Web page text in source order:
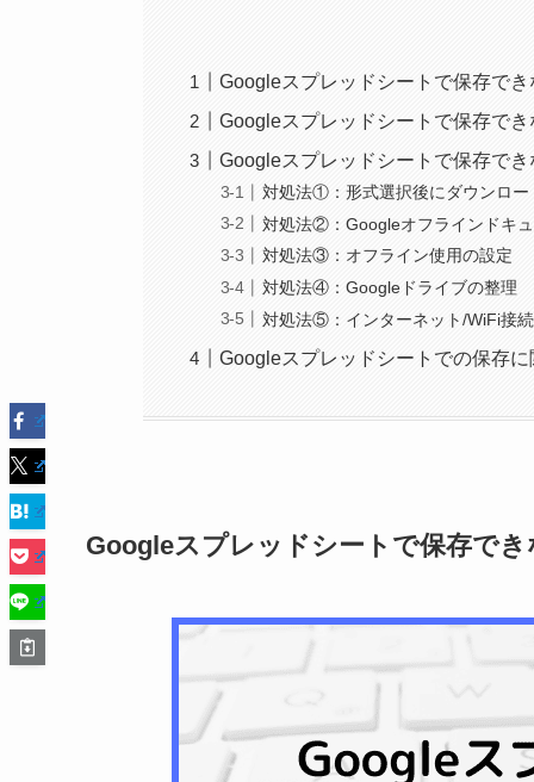
Googleスプレッドシートで保存で
Googleスプレッドシートで保存で
Googleスプレッドシートで保存で
対処法①：形式選択後にダウンロー
対処法②：Googleオフラインドキ
対処法③：オフライン使用の設定
対処法④：Googleドライブの整理
対処法⑤：インターネット/WiFi接
Googleスプレッドシートでの保存
Googleスプレッドシートで保存で